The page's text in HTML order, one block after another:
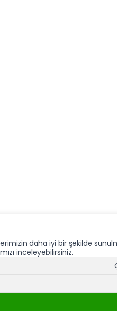
daha fazla bilgi ve nasıl
daha iyi bir şekilde
inceleyebilirsiniz.